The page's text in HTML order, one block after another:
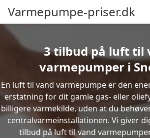
Varmepumpe-priser.dk
3 tilbud på luft til
varmepumper i
En luft til vand varmepumpe er den
erstatning for dit gamle gas- eller
billigere varmekilde, uden at du
centralvarmeinstallationen. Vi giver
tilbud på luft til vand